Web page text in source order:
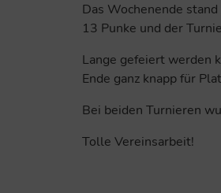
Das Wochenende
13 Punke und der
Lange gefeiert werden
Ende ganz knapp für
Bei beiden Turnieren
Tolle Vereinsarbeit!